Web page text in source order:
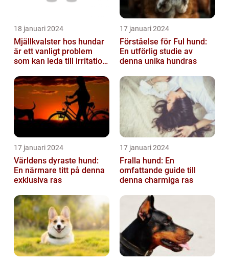
18 januari 2024
Mjällkvalster hos hundar
är ett vanligt problem
som kan leda till irritation
hun...
17 januari 2024
Förståelse för Ful hund:
En utförlig studie av
denna unika hundras
17 januari 2024
Världens dyraste hund:
En närmare titt på denna
exklusiva ras
17 januari 2024
Fralla hund: En
omfattande guide till
denna charmiga ras